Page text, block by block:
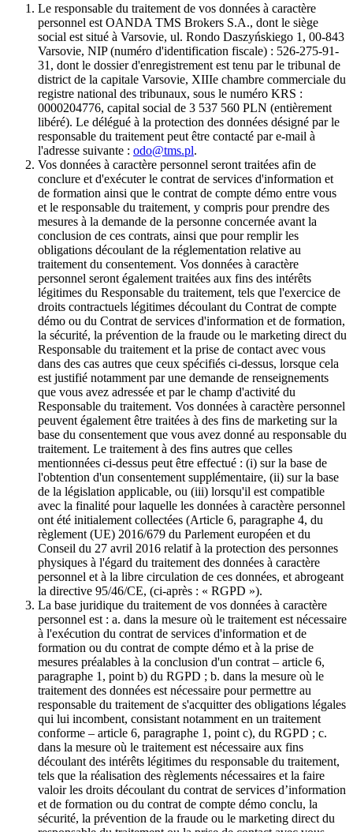
Le responsable du traitement de vos données à caractère
personnel est OANDA TMS Brokers S.A., dont le siège
social est situé à Varsovie, ul. Rondo Daszyńskiego 1, 00-843
Varsovie, NIP (numéro d'identification fiscale) : 526-275-91-
31, dont le dossier d'enregistrement est tenu par le tribunal de
district de la capitale Varsovie, XIIIe chambre commerciale du
registre national des tribunaux, sous le numéro KRS :
0000204776, capital social de 3 537 560 PLN (entièrement
libéré). Le délégué à la protection des données désigné par le
responsable du traitement peut être contacté par e-mail à
l'adresse suivante : odo@tms.pl.
Vos données à caractère personnel seront traitées afin de
conclure et d'exécuter le contrat de services d'information et
de formation ainsi que le contrat de compte démo entre vous
et le responsable du traitement, y compris pour prendre des
mesures à la demande de la personne concernée avant la
conclusion de ces contrats, ainsi que pour remplir les
obligations découlant de la réglementation relative au
traitement du consentement. Vos données à caractère
personnel seront également traitées aux fins des intérêts
légitimes du Responsable du traitement, tels que l'exercice de
droits contractuels légitimes découlant du Contrat de compte
démo ou du Contrat de services d'information et de formation,
la sécurité, la prévention de la fraude ou le marketing direct du
Responsable du traitement et la prise de contact avec vous
dans des cas autres que ceux spécifiés ci-dessus, lorsque cela
est justifié notamment par une demande de renseignements
que vous avez adressée et par le champ d'activité du
Responsable du traitement. Vos données à caractère personnel
peuvent également être traitées à des fins de marketing sur la
base du consentement que vous avez donné au responsable du
traitement. Le traitement à des fins autres que celles
mentionnées ci-dessus peut être effectué : (i) sur la base de
l'obtention d'un consentement supplémentaire, (ii) sur la base
de la législation applicable, ou (iii) lorsqu'il est compatible
avec la finalité pour laquelle les données à caractère personnel
ont été initialement collectées (Article 6, paragraphe 4, du
règlement (UE) 2016/679 du Parlement européen et du
Conseil du 27 avril 2016 relatif à la protection des personnes
physiques à l'égard du traitement des données à caractère
personnel et à la libre circulation de ces données, et abrogeant
la directive 95/46/CE, (ci-après : « RGPD »).
La base juridique du traitement de vos données à caractère
personnel est : a. dans la mesure où le traitement est nécessaire
à l'exécution du contrat de services d'information et de
formation ou du contrat de compte démo et à la prise de
mesures préalables à la conclusion d'un contrat – article 6,
paragraphe 1, point b) du RGPD ; b. dans la mesure où le
traitement des données est nécessaire pour permettre au
responsable du traitement de s'acquitter des obligations légales
qui lui incombent, consistant notamment en un traitement
conforme – article 6, paragraphe 1, point c), du RGPD ; c.
dans la mesure où le traitement est nécessaire aux fins
découlant des intérêts légitimes du responsable du traitement,
tels que la réalisation des règlements nécessaires et la faire
valoir les droits découlant du contrat de services d’information
et de formation ou du contrat de compte démo conclu, la
sécurité, la prévention de la fraude ou le marketing direct du